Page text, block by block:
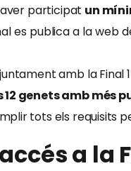
participat un
es publica a la web
amb la Final
genets amb més
tots els requisits
a la